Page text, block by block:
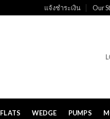
แจ้งชำระเงิน Our
FLATS WEDGE PUMPS